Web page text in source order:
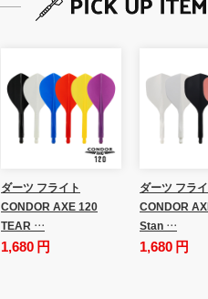
ダーツ フライト
CONDOR AXE 120
TEAR …
1,680 円
ダーツ フラ
CONDOR
Stan …
1,680 円